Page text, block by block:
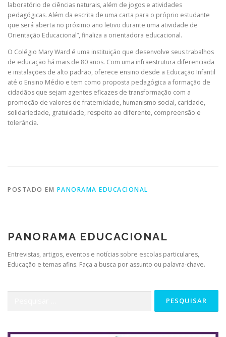
laboratório de ciências naturais, além de jogos e atividades
pedagógicas. Além da escrita de uma carta para o próprio estudante
que será aberta no próximo ano letivo durante uma atividade de
Orientação Educacional”, finaliza a orientadora educacional.
O Colégio Mary Ward é uma instituição que desenvolve seus trabalhos
de educação há mais de 80 anos. Com uma infraestrutura diferenciada
e instalações de alto padrão, oferece ensino desde a Educação Infantil
até o Ensino Médio e tem como proposta pedagógica a formação de
cidadãos que sejam agentes eficazes de transformação com a
promoção de valores de fraternidade, humanismo social, caridade,
solidariedade, gratuidade, respeito ao diferente, compreensão e
tolerância.
POSTADO EM PANORAMA EDUCACIONAL
PANORAMA EDUCACIONAL
Entrevistas, artigos, eventos e notícias sobre escolas particulares,
Educação e temas afins. Faça a busca por assunto ou palavra-chave.